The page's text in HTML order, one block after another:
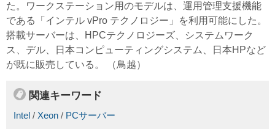
た。ワークステーション用のモデルは、運用管理支援機能
である「インテル vPro テクノロジー」を利用可能にした。
搭載サーバーは、HPCテクノロジーズ、システムワーク
ス、デル、日本コンピューティングシステム、日本HPなど
が既に販売している。 （鳥越）
関連キーワード
Intel / Xeon / PCサーバー